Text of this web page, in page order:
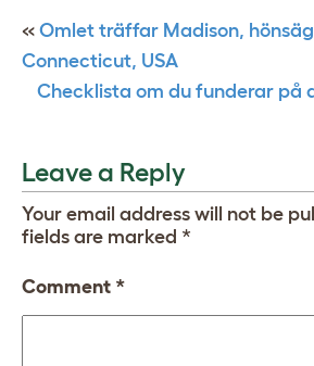
« Omlet träffar Madison,
Connecticut, USA
Checklista om du funderar på
Leave a Reply
Your email address will not be
fields are marked *
Comment *